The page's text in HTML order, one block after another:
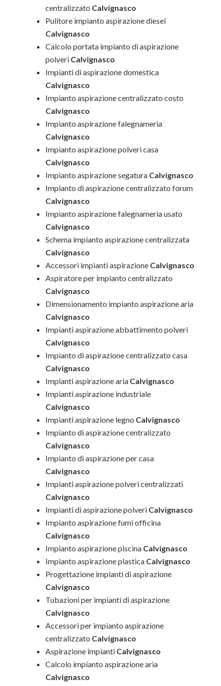
centralizzato Calvignasco
Pulitore impianto aspirazione diesel
Calvignasco
Calcolo portata impianto di aspirazione
polveri Calvignasco
Impianti di aspirazione domestica
Calvignasco
Impianto aspirazione centralizzato costo
Calvignasco
Impianto aspirazione falegnameria
Calvignasco
Impianto aspirazione polveri casa
Calvignasco
Impianto aspirazione segatura Calvignasco
Impianto di aspirazione centralizzato forum
Calvignasco
Impianto aspirazione falegnameria usato
Calvignasco
Schema impianto aspirazione centralizzata
Calvignasco
Accessori impianti aspirazione Calvignasco
Aspiratore per impianto centralizzato
Calvignasco
Dimensionamento impianto aspirazione aria
Calvignasco
Impianti aspirazione abbattimento polveri
Calvignasco
Impianto di aspirazione centralizzato casa
Calvignasco
Impianti aspirazione aria Calvignasco
Impianti aspirazione industriale
Calvignasco
Impianti aspirazione legno Calvignasco
Impianto di aspirazione centralizzato
Calvignasco
Impianto di aspirazione per casa
Calvignasco
Impianti aspirazione polveri centralizzati
Calvignasco
Impianti di aspirazione polveri Calvignasco
Impianto aspirazione fumi officina
Calvignasco
Impianto aspirazione piscina Calvignasco
Impianto aspirazione plastica Calvignasco
Progettazione impianti di aspirazione
Calvignasco
Tubazioni per impianti di aspirazione
Calvignasco
Accessori per impianto aspirazione
centralizzato Calvignasco
Aspirazione impianti Calvignasco
Calcolo impianto aspirazione aria
Calvignasco